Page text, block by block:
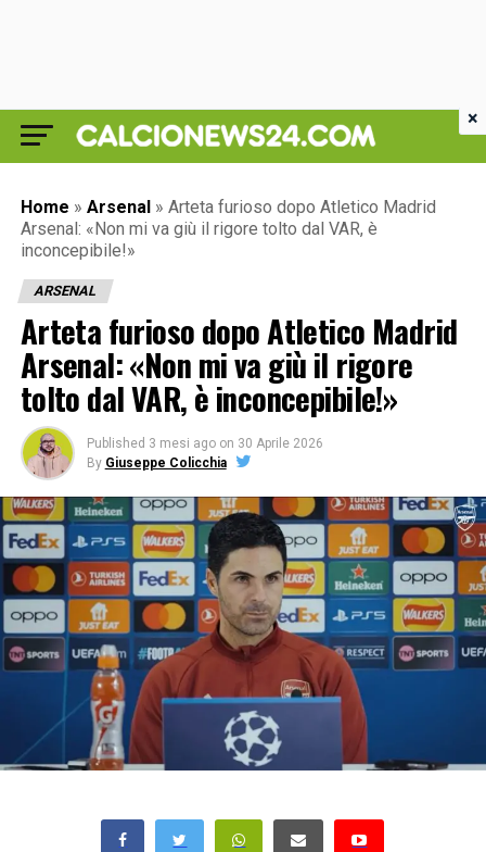
Home » Arsenal » Arteta furioso dopo Atletico Madrid
Arsenal: «Non mi va giù il rigore tolto dal VAR, è
inconcepibile!»
ARSENAL
Arteta furioso dopo Atletico Madrid
Arsenal: «Non mi va giù il rigore
tolto dal VAR, è inconcepibile!»
Published 3 mesi ago on 30 Aprile 2026
By Giuseppe Colicchia
×